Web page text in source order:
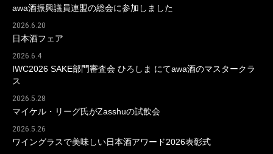
awa酒振興議員連盟の総会に参加しました
2026.6.20
日本酒フェア
2026.6.4
IWC2026 SAKE部門審査会 ひろしま にてawa酒のマスタークラ
ス
2026.5.28
マイケル・リーグ氏がZasshuの試飲会
2026.5.26
ワイングラスで美味しい日本酒アワード2026表彰式